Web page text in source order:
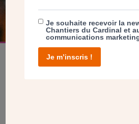
FAIRE UN
Je souhaite recevoir la
Chantiers du Cardinal et
communications
Je m’inscris !